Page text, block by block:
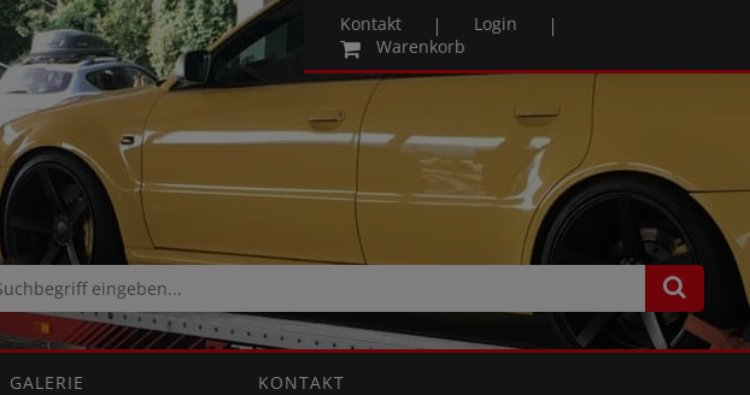
Kontakt
Login
Warenkorb
GALERIE KONTAKT